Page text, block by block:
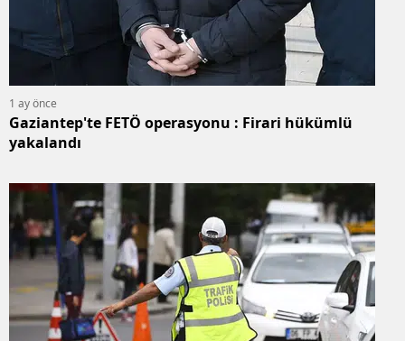
1 ay önce
Gaziantep'te FETÖ operasyonu : Firari hükümlü
yakalandı